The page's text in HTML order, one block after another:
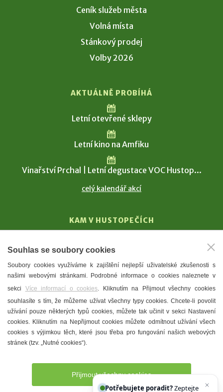
Ceník služeb města
Volná místa
Stánkový prodej
Volby 2026
AKTUÁLNĚ PROBÍHÁ
Letní otevřené sklepy
Letní kino na Amfiku
Vinařství Prchal | Letní degustace VOC Hustop...
celý kalendář akcí
KAM V HUSTOPEČÍCH
T. G. Masaryk
Mandloně
Ubytování
Restaurace
Městské muzeum a galerie
Denní meníčka
Souhlas se soubory cookies
Soubory cookies využíváme k zajištění nejlepší uživatelské zkušenosti s
našimi webovými stránkami. Podrobné informace o cookies naleznete v
sekci Více informací o cookies. Kliknutím na Přijmout všechny cookies
souhlasíte s tím, že můžeme užívat všechny typy cookies. Chcete-li povolit
užívání pouze některých typů cookies, můžete tak učinit v sekci Nastavení
cookies. Kliknutím na Nepřijmout cookies můžete odmítnout užívání všech
cookies s výjimkou těch, které jsou třeba pro fungování našich webových
stránek (tzv. „Nutné cookies“).
Přijmout všechny cookies
Potřebujete poradit?Zeptejte se našeho asistenta